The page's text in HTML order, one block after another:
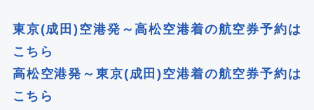
東京(成田)空港発～高松空港着の航空券予約は
こちら
高松空港発～東京(成田)空港着の航空券予約は
こちら